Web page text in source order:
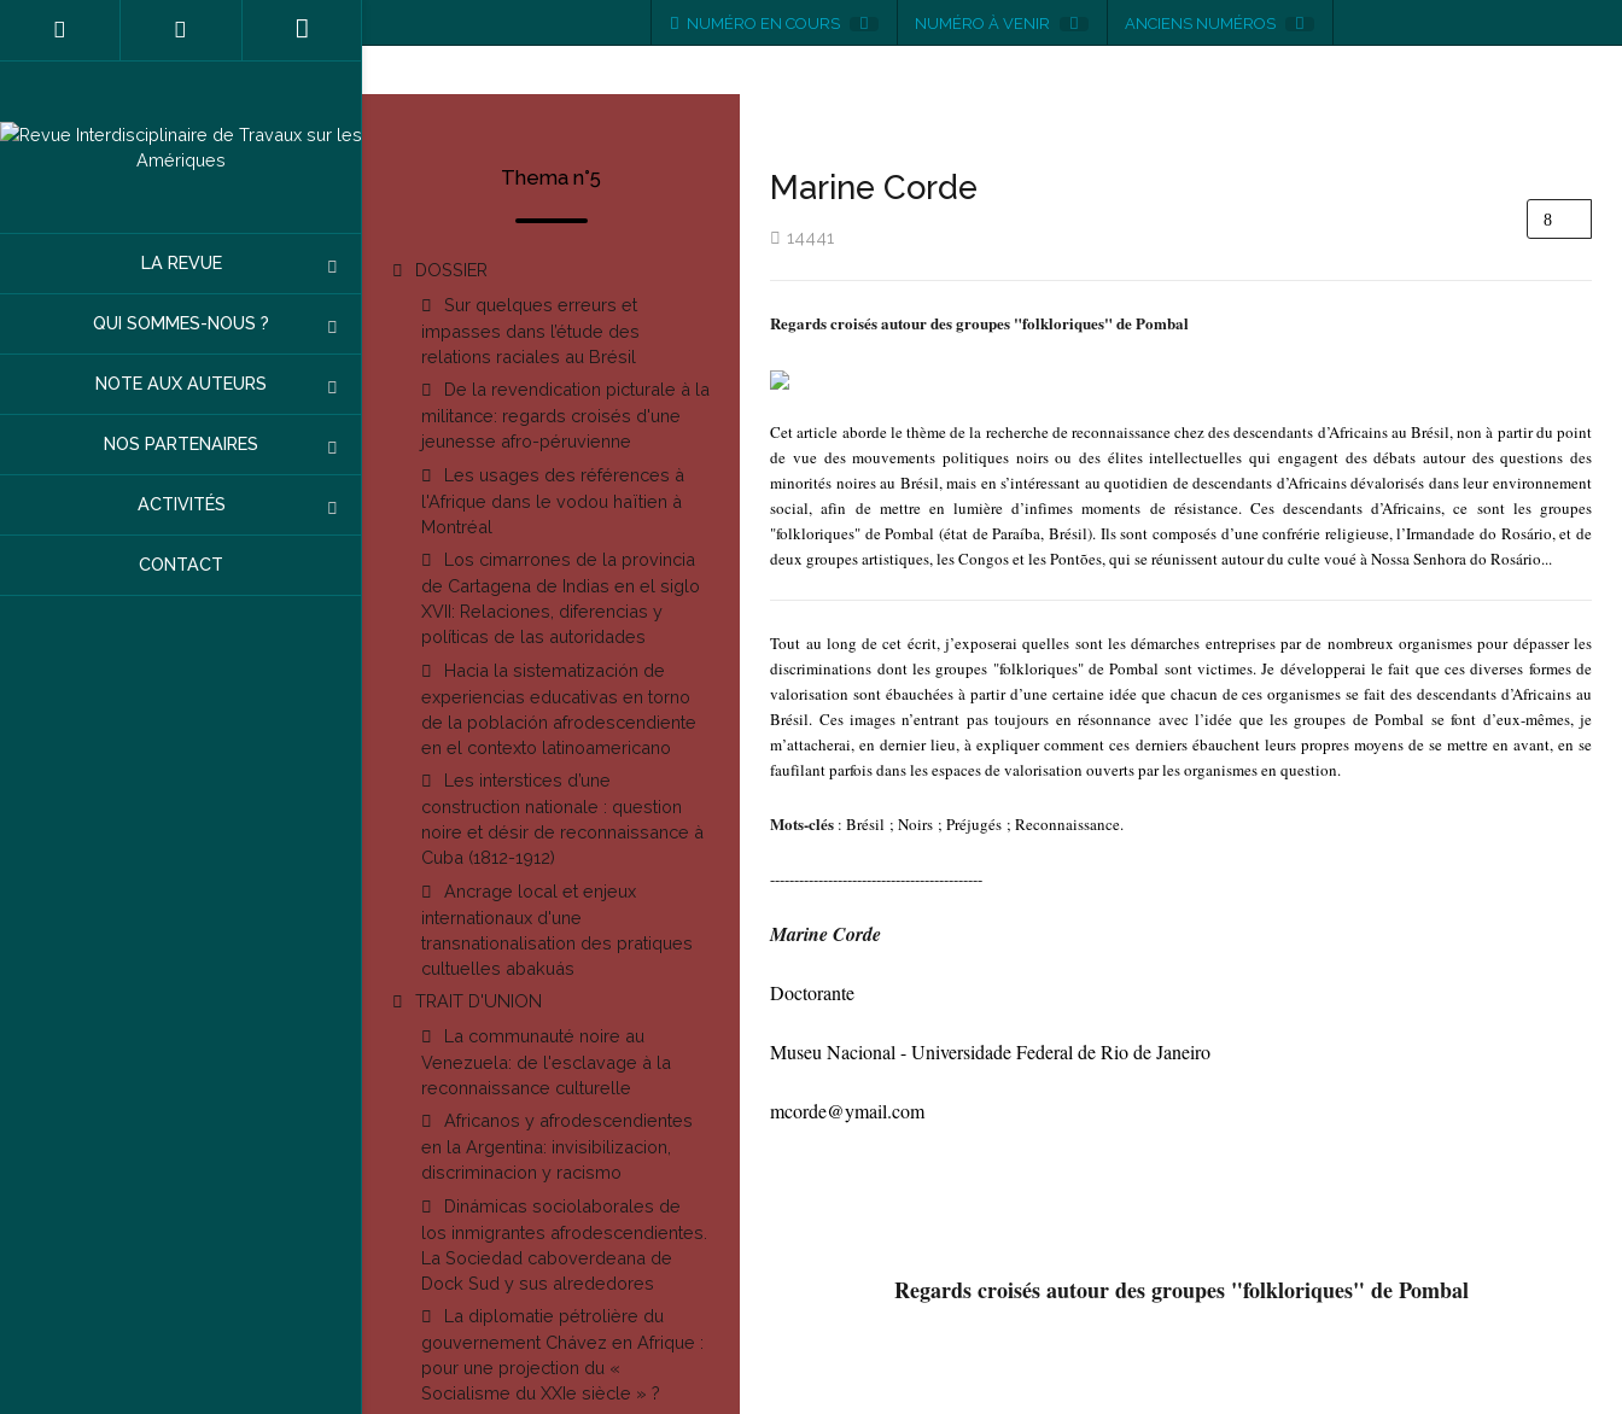
LA REVUE
QUI SOMMES-NOUS ?
NOTE AUX AUTEURS
NOS PARTENAIRES
ACTIVITÉS
CONTACT
NUMÉRO EN COURS NUMÉRO À VENIR ANCIENS NUMÉROS
Thema n°5
DOSSIER
Sur quelques erreurs et
impasses dans l’étude des
relations raciales au Brésil
De la revendication picturale à la
militance: regards croisés d'une
jeunesse afro-péruvienne
Les usages des références à
l'Afrique dans le vodou haïtien à
Montréal
Los cimarrones de la provincia
de Cartagena de Indias en el siglo
XVII: Relaciones, diferencias y
políticas de las autoridades
Hacia la sistematización de
experiencias educativas en torno
de la población afrodescendiente
en el contexto latinoamericano
Les interstices d’une
construction nationale : question
noire et désir de reconnaissance à
Cuba (1812-1912)
Ancrage local et enjeux
internationaux d'une
transnationalisation des pratiques
cultuelles abakuás
TRAIT D'UNION
La communauté noire au
Venezuela: de l'esclavage à la
reconnaissance culturelle
Africanos y afrodescendientes
en la Argentina: invisibilizacion,
discriminacion y racismo
Dinámicas sociolaborales de
los inmigrantes afrodescendientes.
La Sociedad caboverdeana de
Dock Sud y sus alrededores
La diplomatie pétrolière du
gouvernement Chávez en Afrique :
pour une projection du «
Socialisme du XXIe siècle » ?
Marine Corde
14441
Regards croisés autour des groupes "folkloriques" de Pombal
Cet article aborde le thème de la recherche de reconnaissance chez des descendants d’Africains au Brésil, non à partir du point
de vue des mouvements politiques noirs ou des élites intellectuelles qui engagent des débats autour des questions des
minorités noires au Brésil, mais en s’intéressant au quotidien de descendants d’Africains dévalorisés dans leur environnement
social, afin de mettre en lumière d’infimes moments de résistance. Ces descendants d’Africains, ce sont les groupes
"folkloriques" de Pombal (état de Paraíba, Brésil). Ils sont composés d’une confrérie religieuse, l’Irmandade do Rosário, et de
deux groupes artistiques, les Congos et les Pontões, qui se réunissent autour du culte voué à Nossa Senhora do Rosário...
Tout au long de cet écrit, j’exposerai quelles sont les démarches entreprises par de nombreux organismes pour dépasser les
discriminations dont les groupes "folkloriques" de Pombal sont victimes. Je développerai le fait que ces diverses formes de
valorisation sont ébauchées à partir d’une certaine idée que chacun de ces organismes se fait des descendants d’Africains au
Brésil. Ces images n’entrant pas toujours en résonnance avec l’idée que les groupes de Pombal se font d’eux-mêmes, je
m’attacherai, en dernier lieu, à expliquer comment ces derniers ébauchent leurs propres moyens de se mettre en avant, en se
faufilant parfois dans les espaces de valorisation ouverts par les organismes en question.
Mots-clés : Brésil ; Noirs ; Préjugés ; Reconnaissance.
--------------------------------------------
Marine Corde
Doctorante
Museu Nacional - Universidade Federal de Rio de Janeiro
mcorde@ymail.com
Regards croisés autour des groupes "folkloriques" de Pombal